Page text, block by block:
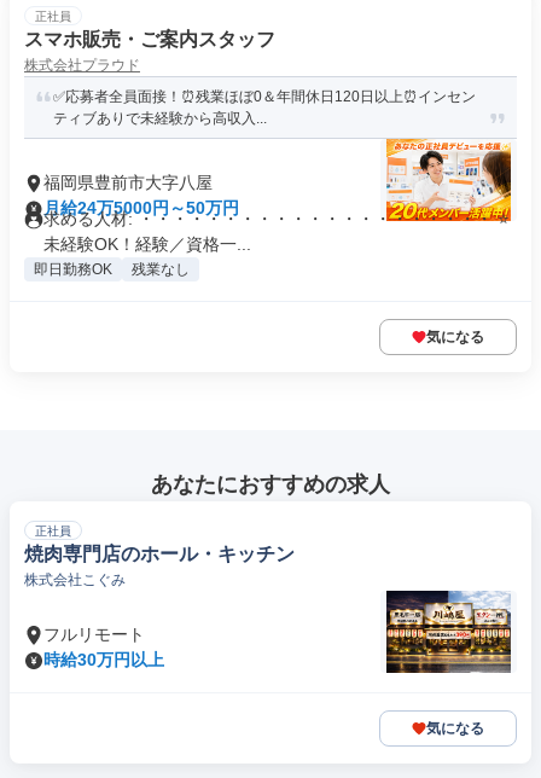
正社員
スマホ販売・ご案内スタッフ
株式会社プラウド
✅応募者全員面接！⏰残業ほぼ0＆年間休日120日以上⏰インセン
ティブありで未経験から高収入...
福岡県豊前市大字八屋
月給24万5000円～50万円
求める人材: ・・・・・・・・・・・・・・・・・・・・・ ⭐
未経験OK！経験／資格一...
即日勤務OK 残業なし
気になる
あなたにおすすめの求人
正社員
焼肉専門店のホール・キッチン
株式会社こぐみ
フルリモート
時給30万円以上
気になる